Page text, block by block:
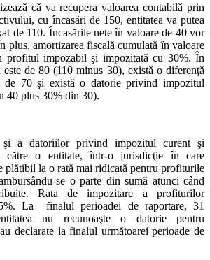
că va recupera valoarea contabilă prin
cu încasări de 150, entitatea va putea
de 110. Încasările nete în valoare de 40 vor
plus, amortizarea fiscală cumulată în valoare
impozabil şi impozitată cu 30%. În
este de 80 (110 minus 30), există o diferenţă
de 70 şi există o datorie privind impozitul
40 plus 30% din 30).
şi a datoriilor privind impozitul curent şi
către o entitate, într-o jurisdicţie în care
plătibil la o rată mai ridicată pentru profiturile
se o parte din sumă atunci când
Rata de impozitare a profiturilor
La finalul perioadei de raportare, 31
nu recunoaşte o datorie pentru
declarate la finalul următoarei perioade de